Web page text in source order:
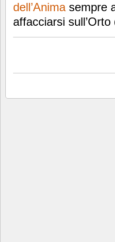
dell’Animasempre
affacciarsi